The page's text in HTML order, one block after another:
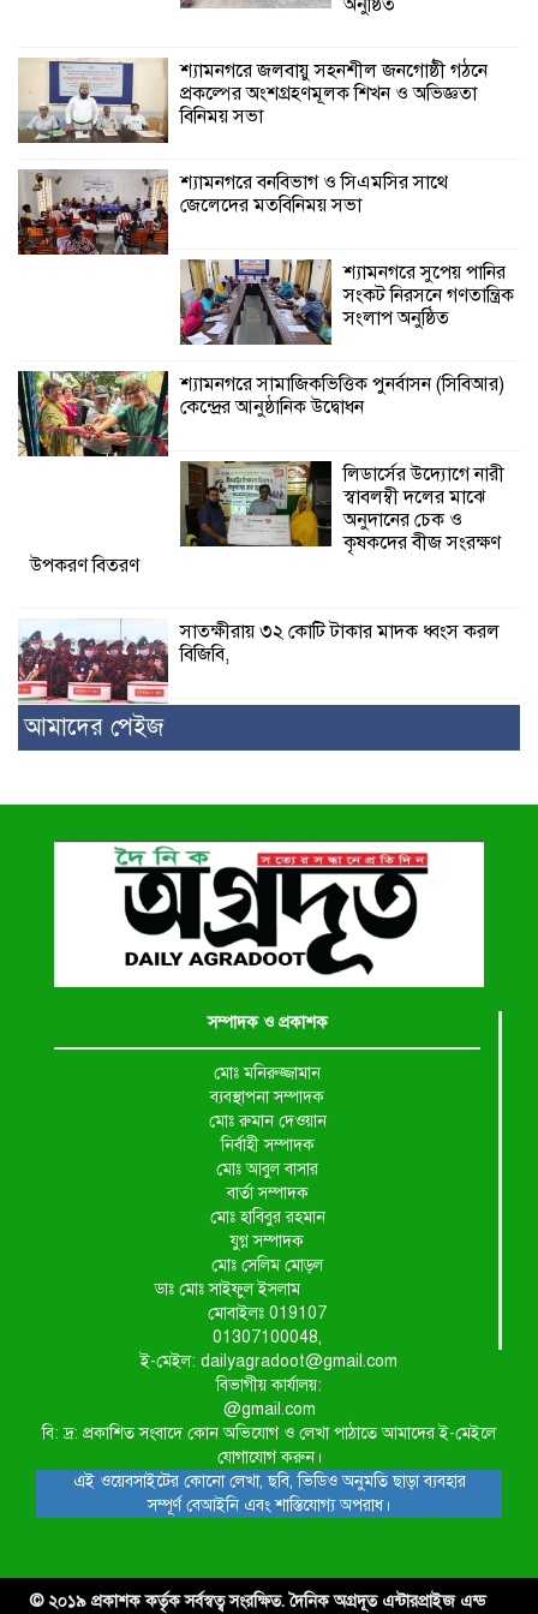
গণতান্ত্রিক সংলাপ
শ্যামনগরে সামাজিকভিত্তিক পুনর্বাসন
(সিবিআর) কেন্দ্রের আনুষ্ঠানিক উদ্বোধন
অনুষ্ঠিত
শ্যামনগরে জলবায়ু সহনশীল জনগোষ্ঠী গঠনে
প্রকল্পের অংশগ্রহণমূলক শিখন ও অভিজ্ঞতা
বিনিময় সভা
শ্যামনগরে বনবিভাগ ও সিএমসির সাথে
জেলেদের মতবিনিময় সভা
শ্যামনগরে সুপেয় পানির
সংকট নিরসনে গণতান্ত্রিক
সংলাপ অনুষ্ঠিত
শ্যামনগরে সামাজিকভিত্তিক পুনর্বাসন (সিবিআর)
কেন্দ্রের আনুষ্ঠানিক উদ্বোধন
লিডার্সের উদ্যোগে নারী
স্বাবলম্বী দলের মাঝে
অনুদানের চেক ও
কৃষকদের বীজ সংরক্ষণ
উপকরণ বিতরণ
সাতক্ষীরায় ৩২ কোটি টাকার মাদক ধ্বংস করল
বিজিবি,
আমাদের পেইজ
সম্পাদক ও প্রকাশক
মোঃ মনিরুজ্জামান
ব্যবস্থাপনা সম্পাদক
মোঃ রুমান দেওয়ান
নির্বাহী সম্পাদক
মোঃ আবুল বাসার
বার্তা সম্পাদক
মোঃ হাবিবুর রহমান
যুগ্ন সম্পাদক
মোঃ সেলিম মোড়ল
ডাঃ মোঃ সাইফুল ইসলাম
মোবাইলঃ 019107
01307100048,
ই-মেইল: dailyagradoot@gmail.com
বিভাগীয় কার্যালয়:
@gmail.com
বি: দ্র: প্রকাশিত সংবাদে কোন অভিযোগ ও লেখা পাঠাতে আমাদের ই-মেইলে
যোগাযোগ করুন।
এই ওয়েবসাইটের কোনো লেখা, ছবি, ভিডিও অনুমতি ছাড়া ব্যবহার
সম্পূর্ণ বেআইনি এবং শাস্তিযোগ্য অপরাধ।
© ২০১৯ প্রকাশক কর্তৃক সর্বস্বত্ব সংরক্ষিত. দৈনিক অগ্রদূত এন্টারপ্রাইজ এন্ড